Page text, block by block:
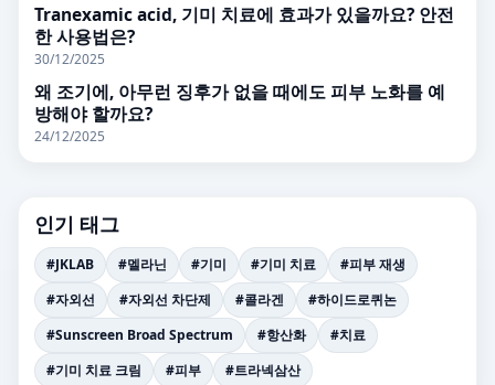
Tranexamic acid, 기미 치료에 효과가 있을까요? 안전
한 사용법은?
30/12/2025
왜 조기에, 아무런 징후가 없을 때에도 피부 노화를 예
방해야 할까요?
24/12/2025
인기 태그
#JKLAB #멜라닌 #기미 #기미 치료
#피부 재생
#자외선
#자외선 차단제 #콜라겐
#하이드로퀴논
#Sunscreen Broad Spectrum
#항산화
#치료
#기미 치료 크림
#피부 #트라넥삼산